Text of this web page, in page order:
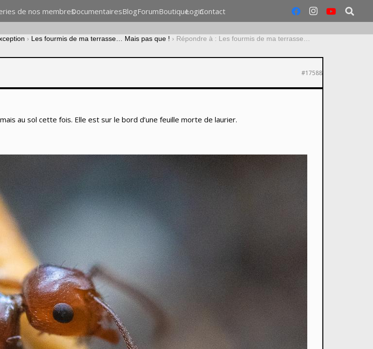
de nos membresDocumentairesBlogForumBoutiqueLoginContact
› Les fourmis de ma terrasse… Mais pas que ! › Répondre à : Les fourmis de ma terrasse…
#17588
au sol cette fois. Elle est sur le bord d’une feuille morte de laurier.